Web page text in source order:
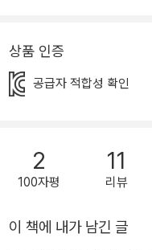
려웠지요. 바람은 자신이 본
에 가면 횃불을 들고 다니는
으로 가 버렸어요. 팽이도
떻게 할까요? 그리고 신기
요? 그림책 『바람을 만났어
아름답게 그려낸 작품입니다. 바람이 말을 할 수 있다고? 그림책 『바
상품 인증
공급자 적합성 확인
2
100자평
11
리뷰
이 책에 내가 남긴 글